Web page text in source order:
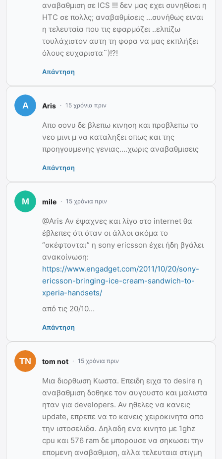
αναβαθμιση σε ICS !!! δεν μας εχει συνηθίσει η
HTC σε πολλς; αναβαθμίσεις …συνήθως ειναι
η τελευταία που τις εφαρμόζει ..ελπίζω
τουλάχιστον αυτη τη φορα να μας εκπλήξει
όλους ευχαριστα¨)!?!
Απάντηση
Aris 15 χρόνια πριν
Απο σονυ δε βλεπω κινηση και προβλεπω το
νεο μινι μ να καταληξει οπως και της
προηγουμενης γενιας….χωρις αναβαθμισεις
Απάντηση
mile 15 χρόνια πριν
@Aris Αν έψαχνες και λίγο στο internet θα
έβλεπες ότι όταν οι άλλοι ακόμα το
“σκέφτονται” η sony ericsson έχει ήδη βγάλει
ανακοίνωση:
https://www.engadget.com/2011/10/20/sony-
ericsson-bringing-ice-cream-sandwich-to-
xperia-handsets/
από τις 20/10…
Απάντηση
tom not 15 χρόνια πριν
Μια διορθωση Κωστα. Επειδη ειχα το desire η
αναβαθμιση δοθηκε τον αυγουστο και μαλιστα
ηταν για developers. Αν ηθελες να κανεις
update, επρεπε να το κανεις χειροκινητα απο
την ιστοσελιδα. Δηλαδη ενα κινητο με 1ghz
cpu και 576 ram δε μπορουσε να σηκωσει την
επομενη αναβαθμιση, αλλα τελευταια στιγμη